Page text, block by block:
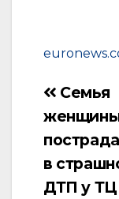
Навигация
по
Семья
в
ДТП у ТЦ